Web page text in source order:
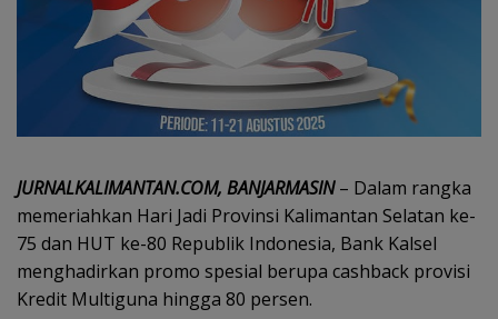
JURNALKALIMANTAN.COM, BANJARMASIN– Dalam rangka
memeriahkan Hari Jadi Provinsi Kalimantan Selatan ke-
75 dan HUT ke-80 Republik Indonesia, Bank Kalsel
menghadirkan promo spesial berupa cashback provisi
Kredit Multiguna hingga 80 persen.